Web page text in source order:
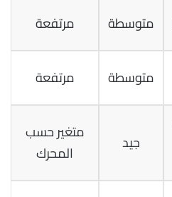
متوسطة مرتفعة
متوسطة مرتفعة
جيد
متغير حسب
المحرك